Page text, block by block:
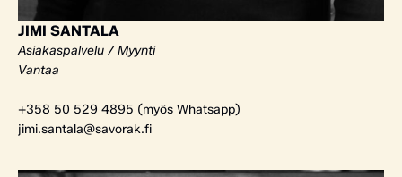
JIMI SANTALA
Asiakaspalvelu / Myynti
Vantaa
+358 50 529 4895 (myös Whatsapp)
jimi.santala@savorak.fi